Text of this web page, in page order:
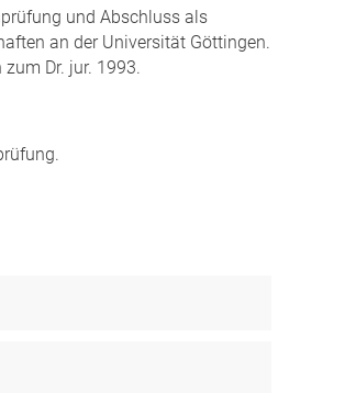
und Abschluss als
an der Universität Göttingen.
Dr. jur. 1993.